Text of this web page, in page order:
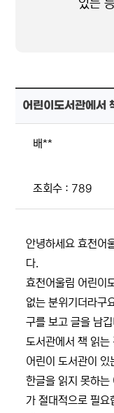
있는
어린이도서관에서
배**
조회수 : 789
안녕하세요 효천어
다.
효천어울림 어린이
없는 분위기더라구
구를 보고 글을 남
도서관에서 책 읽는
어린이 도서관이
한글을 읽지 못하는
가 절대적으로 필요